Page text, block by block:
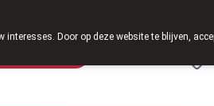
Door op deze website te blijven,